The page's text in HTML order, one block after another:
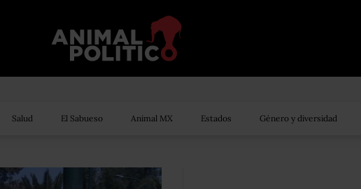
Salud El Sabueso Animal MX Estados Género y diversidad